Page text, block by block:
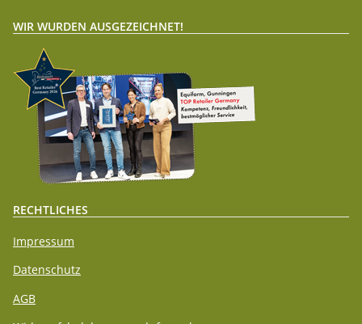
WIR WURDEN AUSGEZEICHNET!
RECHTLICHES
Impressum
Datenschutz
AGB